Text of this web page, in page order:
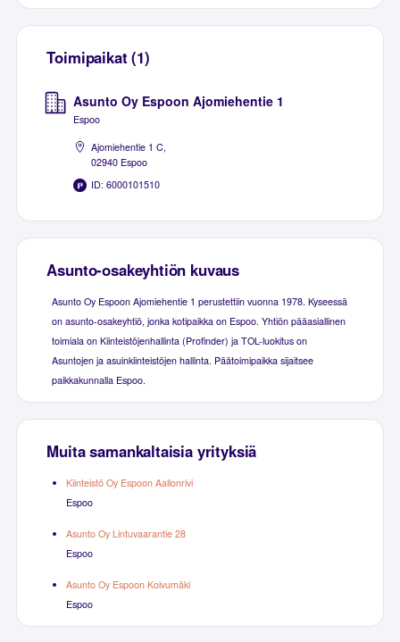
Toimipaikat (1)
Asunto Oy Espoon Ajomiehentie 1
Espoo
Ajomiehentie 1 C,
02940 Espoo
ID: 6000101510
Asunto-osakeyhtiön kuvaus
Asunto Oy Espoon Ajomiehentie 1 perustettiin vuonna 1978. Kyseessä
on asunto-osakeyhtiö, jonka kotipaikka on Espoo. Yhtiön pääasiallinen
toimiala on Kiinteistöjenhallinta (Profinder) ja TOL-luokitus on
Asuntojen ja asuinkiinteistöjen hallinta. Päätoimipaikka sijaitsee
paikkakunnalla Espoo.
Muita samankaltaisia yrityksiä
Kiinteistö Oy Espoon Aallonrivi
Espoo
Asunto Oy Lintuvaarantie 28
Espoo
Asunto Oy Espoon Koivumäki
Espoo